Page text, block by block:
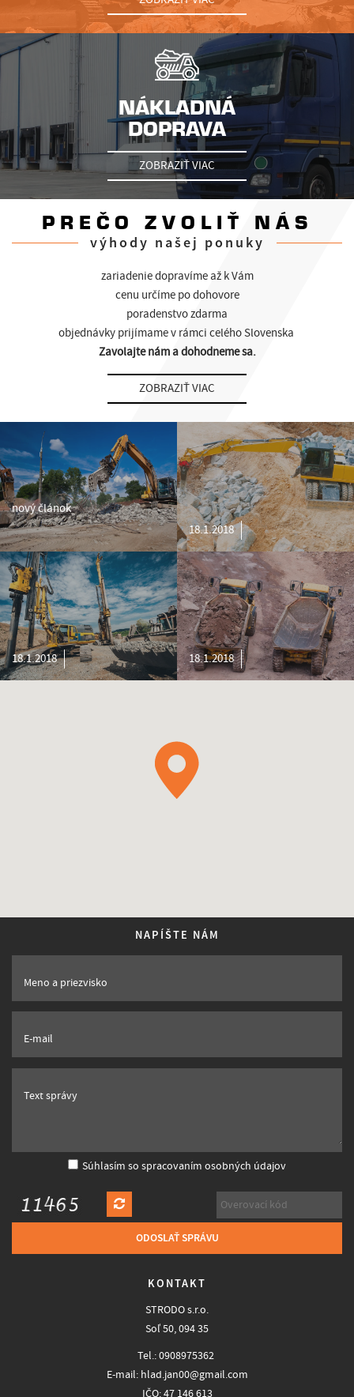
NÁKLADNÁ
DOPRAVA
ZOBRAZIŤ VIAC
PREČO ZVOLIŤ NÁS
výhody našej ponuky
zariadenie dopravíme až k Vám
cenu určíme po dohovore
poradenstvo zdarma
objednávky prijímame v rámci celého Slovenska
Zavolajte nám a dohodneme sa.
ZOBRAZIŤ VIAC
nový článok
18.1.2018
18.1.2018 18.1.2018
NAPÍŠTE NÁM
Meno a priezvisko
E-mail
Text správy
Súhlasím so spracovaním osobných údajov
KONTAKT
STRODO s.r.o.
Soľ 50, 094 35
Tel.: 0908975362
E-mail: hlad.jan00@gmail.com
IČO:47 146 613